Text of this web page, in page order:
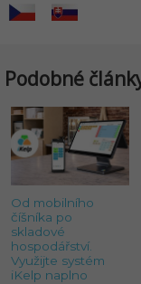
Podobné
Od mobilního
číšníka po
skladové
hospodářství.
Využijte systém
iKelp naplno